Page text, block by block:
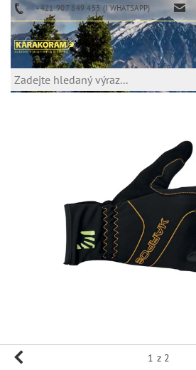
+421 907 849 453 (I WHATSAPP)
1 z 2